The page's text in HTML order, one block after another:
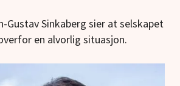
Gustav Sinkaberg sier at selskapet
en alvorlig situasjon.